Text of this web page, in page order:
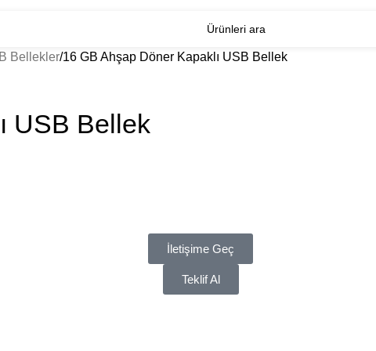
Bellekler 16 GB Ahşap Döner Kapaklı USB Bellek
USB Bellek
İletişime Geç
Teklif Al